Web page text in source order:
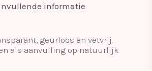
informatie
geurloos en vetvrij.
als aanvulling op natuurlijk